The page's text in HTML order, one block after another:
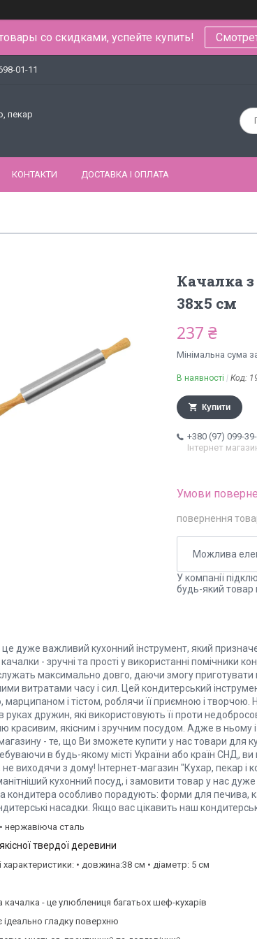
со скидками, успейте купить!
01-11
пекар
КОНТАКТИ ДОСТАВКА І ОПЛАТА
Качалка
38х5 см
237 ₴
Мінімальна сума
В наявності Код:
Купити
+380 (97) 099-
Інтернет
повернення
У компанії
будь-який товар
це дуже важливий кухонний інструмент, який
качалки - зручні та прості у використанні помічники
максимально довго, даючи змогу приготувати
витратами часу і сил. Цей кондитерський
марципаном і тістом, роблячи її приємною і
руках дружин, які використовують її проти
красивим, якісним і зручним посудом. Адже в ньому
- те, що Ви зможете купити у нас товари для
в будь-якому місті України або країн СНД,
не виходячи з дому! Інтернет-магазин "Кухар, пекар
кухонний посуд, і замовити товар у нас
кондитера особливо порадують: форми для печива,
насадки. Якщо вас цікавить наш
нержавіюча сталь
твердої деревини
характеристики: • довжина:38 см • діаметр: 5 см
качалка - це улюблениця багатьох шеф-кухарів
ідеально гладку поверхню